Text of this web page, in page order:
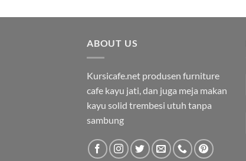
ABOUT US
Kursicafe.net produsen furniture
cafe kayu jati, dan juga meja makan
kayu solid trembesi utuh tanpa
sambung